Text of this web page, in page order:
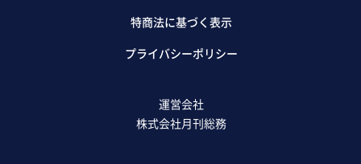
特商法に基づく表示
プライバシーポリシー
運営会社
株式会社月刊総務